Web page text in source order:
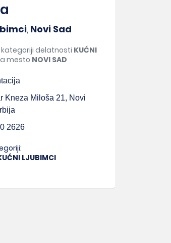
, Novi Sad
kategoriji delatnosti KUĆNI
mesto NOVI SAD
Kneza Miloša 21, Novi
2626
LJUBIMCI